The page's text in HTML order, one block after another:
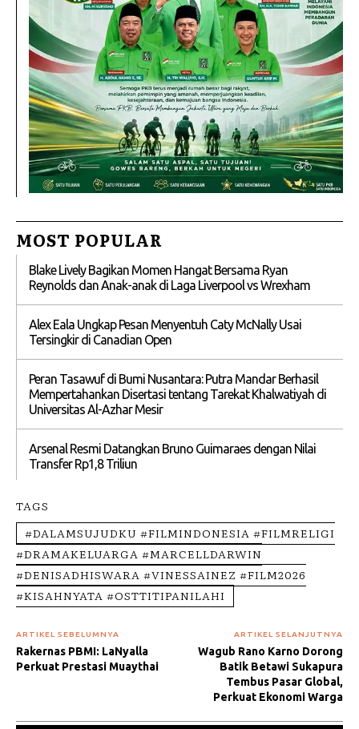
MOST POPULAR
Blake Lively Bagikan Momen Hangat Bersama Ryan
Reynolds dan Anak-anak di Laga Liverpool vs Wrexham
Alex Eala Ungkap Pesan Menyentuh Caty McNally Usai
Tersingkir di Canadian Open
Peran Tasawuf di Bumi Nusantara: Putra Mandar Berhasil
Mempertahankan Disertasi tentang Tarekat Khalwatiyah di
Universitas Al-Azhar Mesir
Arsenal Resmi Datangkan Bruno Guimaraes dengan Nilai
Transfer Rp1,8 Triliun
TAGS
#DALAMSUJUDKU #FILMINDONESIA #FILMRELIGI
#DRAMAKELUARGA #MARCELLDARWIN
#DENISADHISWARA #VINESSAINEZ #FILM2026
#KISAHNYATA #OSTTITIPANILAHI
ARTIKEL SEBELUMNYA
Rakernas PBMI: LaNyalla
Perkuat Prestasi Muaythai
ARTIKEL SELANJUTNYA
Wagub Rano Karno Dorong
Batik Betawi Sukapura
Tembus Pasar Global,
Perkuat Ekonomi Warga